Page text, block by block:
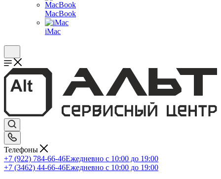
MacBook
iMac
Телефоны
+7 (922) 784-66-46Ежедневно с 10:00 до 19:00
+7 (3462) 44-66-46Ежедневно с 10:00 до 19:00